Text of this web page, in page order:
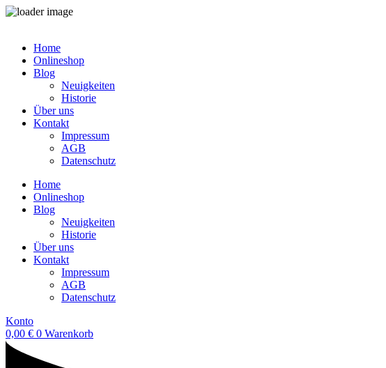
springenHome
Onlineshop
Blog
Neuigkeiten
Historie
Über uns
Kontakt
Impressum
AGB
Datenschutz
Home
Onlineshop
Blog
Neuigkeiten
Historie
Über uns
Kontakt
Impressum
AGB
Datenschutz
Konto
0,00 € 0 Warenkorb